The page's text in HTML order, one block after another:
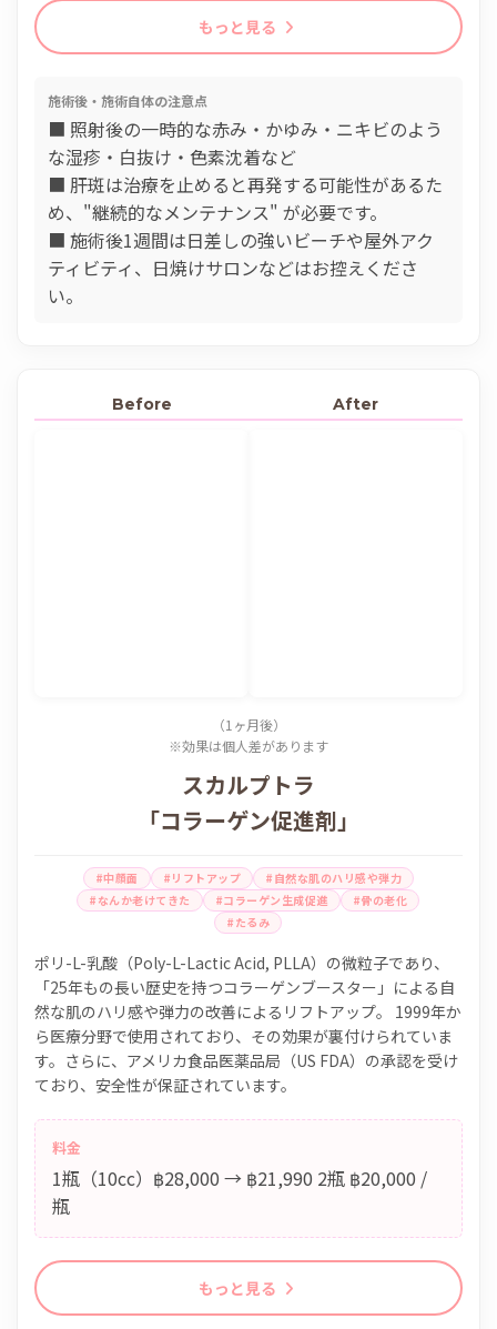
もっと見る
施術後・施術自体の注意点
■ 照射後の一時的な赤み・かゆみ・ニキビのよう
な湿疹・白抜け・色素沈着など
■ 肝斑は治療を止めると再発する可能性があるた
め、"継続的なメンテナンス" が必要です。
■ 施術後1週間は日差しの強いビーチや屋外アク
ティビティ、日焼けサロンなどはお控えくださ
い。
Before After
（1ヶ月後）
※効果は個人差があります
スカルプトラ
「コラーゲン促進剤」
#中顔面 #リフトアップ
#自然な肌のハリ感や弾力
#なんか老けてきた
#コラーゲン生成促進
#骨の老化
#たるみ
ポリ-L-乳酸（Poly-L-Lactic Acid, PLLA）の微粒子であり、
「25年もの長い歴史を持つコラーゲンブースター」による自
然な肌のハリ感や弾力の改善によるリフトアップ。 1999年か
ら医療分野で使用されており、その効果が裏付けられていま
す。さらに、アメリカ食品医薬品局（US FDA）の承認を受け
ており、安全性が保証されています。
料金
1瓶（10cc）฿28,000 → ฿21,990 2瓶 ฿20,000 /
瓶
もっと見る